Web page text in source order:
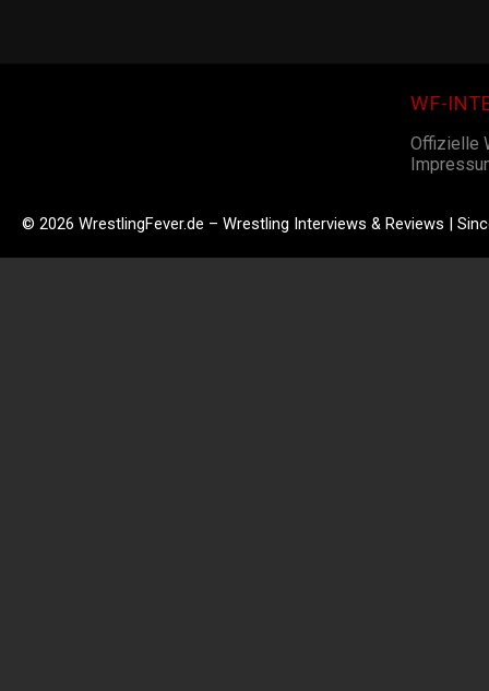
WF-
Offizielle
© 2026 WrestlingFever.de – Wrestling Interviews & Reviews |